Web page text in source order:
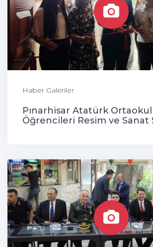
Haber Galeriler
Pınarhisar Atatürk
Öğrencileri Resim ve Sanat